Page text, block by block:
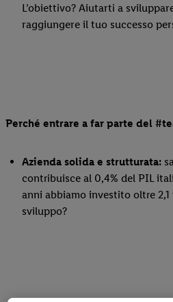
L’obiettivo? Aiutarti a
raggiungere il tuo successo
Perché entrare a far parte del
Azienda solida e strutturata:
contribuisce al 0,4% del PIL
anni abbiamo investito oltre
sviluppo?